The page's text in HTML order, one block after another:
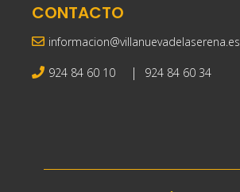
CONTACTO
informacion@villanuevadelaserena.es
924 84 60 10 | 924 84 60 34